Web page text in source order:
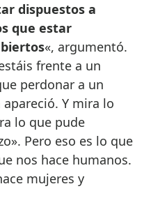
dispuestos a
que estar
«, argumentó.
frente a un
perdonar a un
Y mira lo
lo que pude
Pero eso es lo que
nos hace humanos.
mujeres y